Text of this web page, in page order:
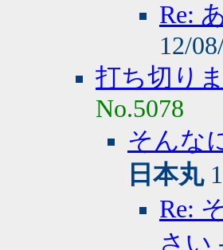
Re:
12/
打ち切り
No.5078
そんな
日本丸
Re:
さい